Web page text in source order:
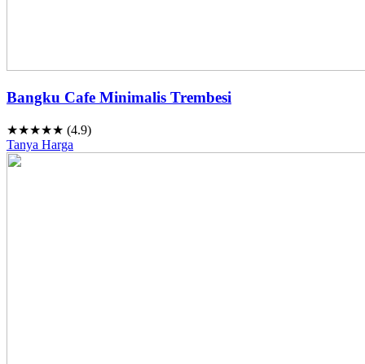
Bangku Cafe Minimalis Trembesi
★★★★★ (4.9)
Tanya Harga